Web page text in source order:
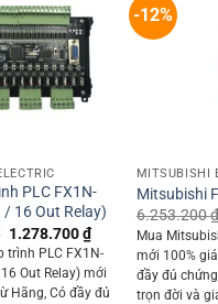
PLC FX1N-
16 Out Relay)
Original
price
was:
1.453.680 ₫.
1.278.700₫Current
price
is:
1.278.700 ₫.
trình PLC FX1N-
Out Relay) mới
Hãng, Có đầy đủ
-12%
MITSUBISHI
Mitsubishi
6.253.200₫
Mua
mới 100%
đầy đủ
trọn đời và